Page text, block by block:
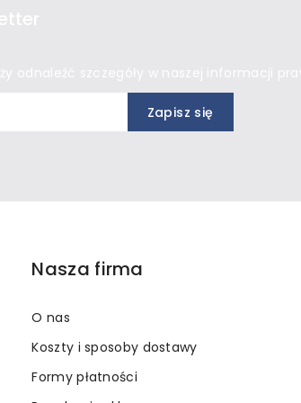
Nasza firma
O nas
Koszty i sposoby dostawy
Formy płatności